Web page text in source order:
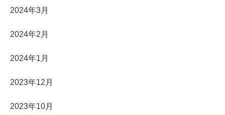
2024年3月
2024年2月
2024年1月
2023年12月
2023年10月